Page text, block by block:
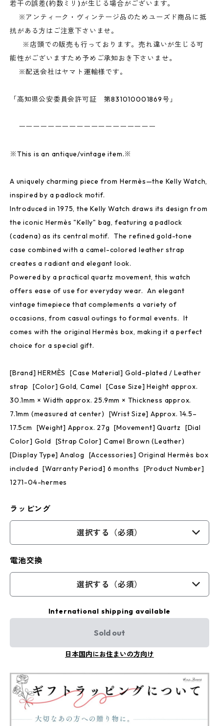
若干の誤差(約数ミリ)が生じる場合がございます。
※アンティーク・ヴィンテージ品のためユーズド商品に抵
抗がある方はご注意下さいませ。
※店頭での販売も行っております。売れ違いが生じる可
能性がございますため予めご承知おき下さいませ。
※配送会社はヤマト運輸様です。
「高知県公安委員会許可証 第831010001869号」
ーーーーーーーーーーーーーーーーーーー
※This is an antique/vintage item.※
A uniquely charming piece from Hermès—the Kelly Watch,
inspired by a padlock motif.
Introduced in 1975, the Kelly Watch draws its design from
the iconic Hermès "Kelly" bag, featuring a padlock
(cadena) as its central motif. The refined gold-tone
case combined with a camel-colored leather strap
creates a radiant and elegant look.
Powered by a practical quartz movement, this watch
offers ease of use for everyday wear. An elegant
vintage timepiece that complements a variety of
occasions, from casual outings to formal events. It
comes with the original Hermès box, making it a perfect
choice for a special gift.
[Brand] HERMÈS [Case Material] Gold-plated / Leather
strap [Color] Gold, Camel [Case Size] Height approx.
30.1mm × Width approx. 25.9mm × Thickness approx.
7.1mm (measured at center) [Wrist Size] Approx. 14.5–
17.5cm [Weight] Approx. 27g [Movement] Quartz [Dial
Color] Gold [Strap Color] Camel Brown (Leather)
[Display Type] Analog [Accessories] Original Hermès box
included [Warranty Period] 6 months [Product Number]
1271-04-hermes
ラッピング
選択する（必須）
電池交換
選択する（必須）
International shipping available
Sold out
日本国内にお住まいの方向け